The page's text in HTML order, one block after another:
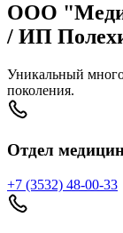
ООО
/ ИП
Уникальный
поколения.
Отдел
+7 (3532) 48-00-33